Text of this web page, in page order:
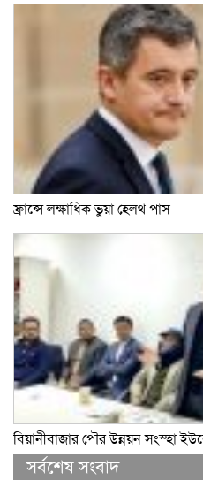
ফ্রান্সে লক্ষাধিক ভুয়া হেলথ পাস
বিয়ানীবাজার পৌর উন্নয়ন সংস্হা
সর্বশেষ সংবাদ